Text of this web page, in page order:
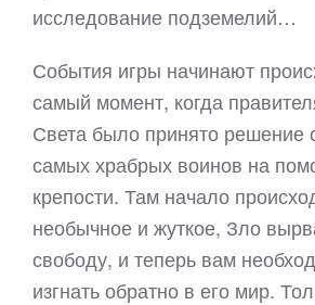
исследование подземелий…
События игры начинают
самый момент, когда
Света было принято решение
самых храбрых воинов на
крепости. Там начало
необычное и жуткое, Зло
свободу, и теперь вам
изгнать обратно в его мир.